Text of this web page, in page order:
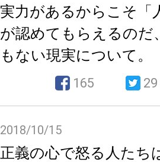
実力があるからこそ「
が認めてもらえるのだ
もない現実について。
165 29
2018/10/15
正義の心で怒る人たち